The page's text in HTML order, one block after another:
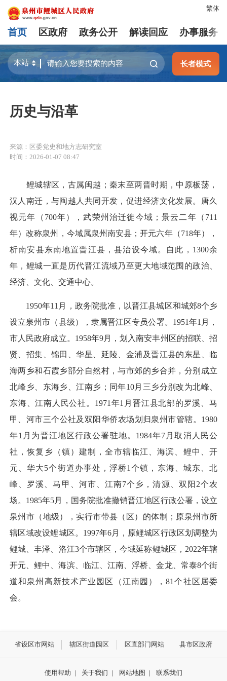
繁体
首页 区政府 政务公开 解读回应 办事服务
长者模式
历史与沿革
来源：区委党史和地方志研究室
时间：2026-01-07 08:47
鲤城辖区，古属闽越；秦末至两晋时期，中原板荡，
汉人南迁，与闽越人共同开发，促进经济文化发展。唐久
视元年（700年），武荣州治迁徙今域；景云二年（711
年）改称泉州，今域属泉州南安县；开元六年（718年），
析南安县东南地置晋江县，县治设今域。自此，1300余
年，鲤城一直是历代晋江流域乃至更大地域范围的政治、
经济、文化、交通中心。
1950年11月，政务院批准，以晋江县城区和城郊8个乡
设立泉州市（县级），隶属晋江区专员公署。1951年1月，
市人民政府成立。1958年9月，划入南安丰州区的招联、招
贤、招集、锦田、华星、延陵、金浦及晋江县的东星、临
海两乡和石霞乡部分自然村，与市郊的乡合并，分别成立
北峰乡、东海乡、江南乡；同年10月三乡分别改为北峰、
东海、江南人民公社。1971年1月晋江县北部的罗溪、马
甲、河市三个公社及双阳华侨农场划归泉州市管辖。1980
年1月为晋江地区行政公署驻地。1984年7月取消人民公
社，恢复乡（镇）建制，全市辖临江、海滨、鲤中、开
元、华大5个街道办事处，浮桥1个镇，东海、城东、北
峰、罗溪、马甲、河市、江南7个乡，清源、双阳2个农
场。1985年5月，国务院批准撤销晋江地区行政公署，设立
泉州市（地级），实行市带县（区）的体制；原泉州市所
辖区域改设鲤城区。1997年6月，原鲤城区行政区划调整为
鲤城、丰泽、洛江3个市辖区，今域延称鲤城区，2022年辖
开元、鲤中、海滨、临江、江南、浮桥、金龙、常泰8个街
道和泉州高新技术产业园区（江南园），81个社区居委
会。
省设区市网站 辖区街道园区 区直部门网站 县市区政府
使用帮助 | 关于我们 | 网站地图 | 联系我们